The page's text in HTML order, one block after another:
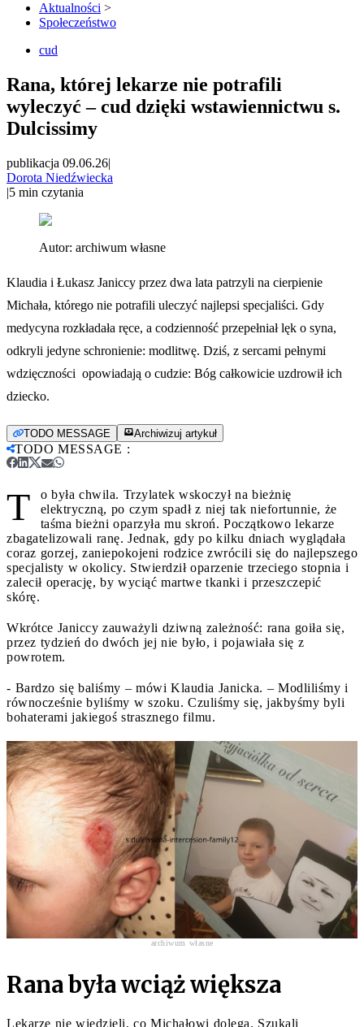
Aktualności >
Społeczeństwo
cud
Rana, której lekarze nie potrafili
wyleczyć – cud dzięki wstawiennictwu s.
Dulcissimy
publikacja 09.06.26|
Dorota Niedźwiecka
|5 min czytania
Autor: archiwum własne
Klaudia i Łukasz Janiccy przez dwa lata patrzyli na cierpienie
Michała, którego nie potrafili uleczyć najlepsi specjaliści. Gdy
medycyna rozkładała ręce, a codzienność przepełniał lęk o syna,
odkryli jedyne schronienie: modlitwę. Dziś, z sercami pełnymi
wdzięczności opowiadają o cudzie: Bóg całkowicie uzdrowił ich
dziecko.
TODO MESSAGE Archiwizuj artykuł
TODO MESSAGE :
T
o była chwila. Trzylatek wskoczył na bieżnię
elektryczną, po czym spadł z niej tak niefortunnie, że
taśma bieżni oparzyła mu skroń. Początkowo lekarze
zbagatelizowali ranę. Jednak, gdy po kilku dniach wyglądała
coraz gorzej, zaniepokojeni rodzice zwrócili się do najlepszego
specjalisty w okolicy. Stwierdził oparzenie trzeciego stopnia i
zalecił operację, by wyciąć martwe tkanki i przeszczepić
skórę.
Wkrótce Janiccy zauważyli dziwną zależność: rana goiła się,
przez tydzień do dwóch jej nie było, i pojawiała się z
powrotem.
- Bardzo się baliśmy – mówi Klaudia Janicka. – Modliliśmy i
równocześnie byliśmy w szoku. Czuliśmy się, jakbyśmy byli
bohaterami jakiegoś strasznego filmu.
archiwum własne
Rana była wciąż większa
Lekarze nie wiedzieli, co Michałowi dolega. Szukali